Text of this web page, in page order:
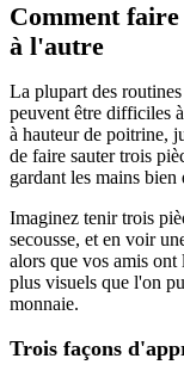
Comment
à l'autre
La plupart des
peuvent être difficiles
à hauteur de poitrine,
de faire sauter trois
gardant les mains bien
Imaginez tenir trois
secousse, et en voir
alors que vos amis ont
plus visuels que l'on
monnaie.
Trois façons